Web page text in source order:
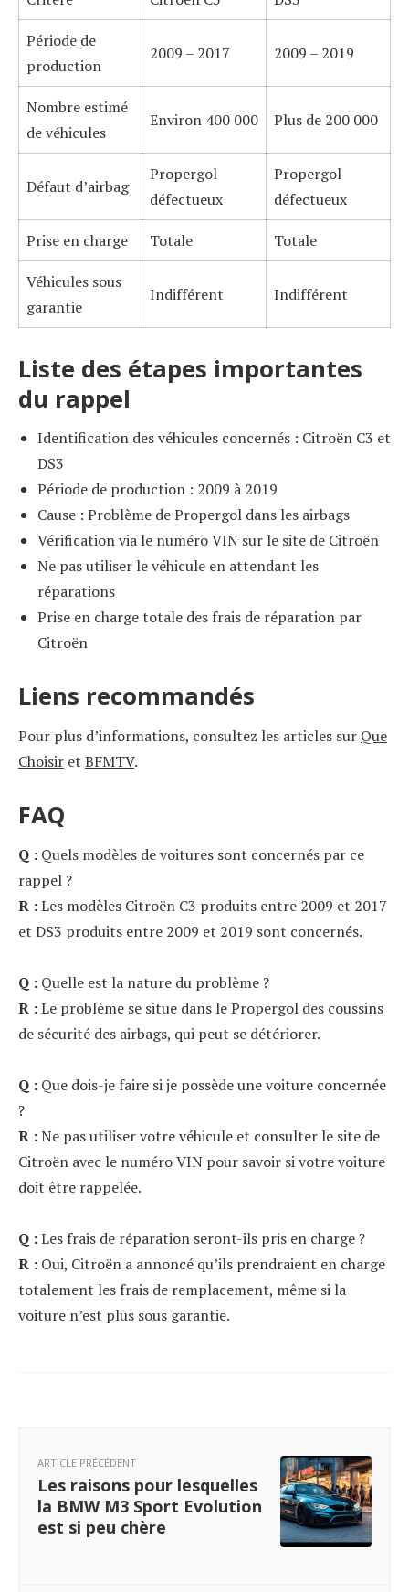
Période de
production
2009 – 2017 2009 – 2019
Nombre estimé
de véhicules
Environ 400 000 Plus de 200 000
Défaut d’airbag
Propergol
défectueux
Propergol
défectueux
Prise en charge Totale Totale
Véhicules sous
garantie
Indifférent Indifférent
Liste des étapes importantes
du rappel
Identification des véhicules concernés : Citroën C3 et
DS3
Période de production : 2009 à 2019
Cause : Problème de Propergol dans les airbags
Vérification via le numéro VIN sur le site de Citroën
Ne pas utiliser le véhicule en attendant les
réparations
Prise en charge totale des frais de réparation par
Citroën
Liens recommandés
Pour plus d’informations, consultez les articles sur Que
Choisir et BFMTV.
FAQ
Q : Quels modèles de voitures sont concernés par ce
rappel ?
R :Les modèles Citroën C3 produits entre 2009 et 2017
et DS3 produits entre 2009 et 2019 sont concernés.
Q : Quelle est la nature du problème ?
R :Le problème se situe dans le Propergol des coussins
de sécurité des airbags, qui peut se détériorer.
Q : Que dois-je faire si je possède une voiture concernée
?
R :Ne pas utiliser votre véhicule et consulter le site de
Citroën avec le numéro VIN pour savoir si votre voiture
doit être rappelée.
Q :Les frais de réparation seront-ils pris en charge ?
R : Oui, Citroën a annoncé qu’ils prendraient en charge
totalement les frais de remplacement, même si la
voiture n’est plus sous garantie.
ARTICLE PRÉCÉDENT
Les raisons pour lesquelles
la BMW M3 Sport Evolution
est si peu chère